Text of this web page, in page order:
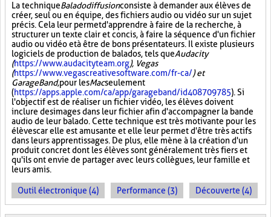
La techniqueBaladodiffusionconsiste à demander aux élèves de
créer, seul ou en équipe, des fichiers audio ou vidéo sur un sujet
précis. Cela leur permet d'apprendre à faire de la recherche, à
structurer un texte clair et concis, à faire la séquence d'un fichier
audio ou vidéo et à être de bons présentateurs. Il existe plusieurs
logiciels de production de balados, tels queAudacity
(https://www.audacityteam.org), Vegas
(https://www.vegascreativesoftware.com/fr-ca/) et
GarageBand,pour lesMacseulement
(https://apps.apple.com/ca/app/garageband/id408709785). Si
l'objectif est de réaliser un fichier vidéo, les élèves doivent
inclure des images dans leur fichier afin d'accompagner la bande
audio de leur balado. Cette technique est très motivante pour les
élèves car elle est amusante et elle leur permet d'être très actifs
dans leurs apprentissages. De plus, elle mène à la création d'un
produit concret dont les élèves sont généralement très fiers et
qu'ils ont envie de partager avec leurs collègues, leur famille et
leurs amis.
Outil électronique (4) Performance (3) Découverte (4)